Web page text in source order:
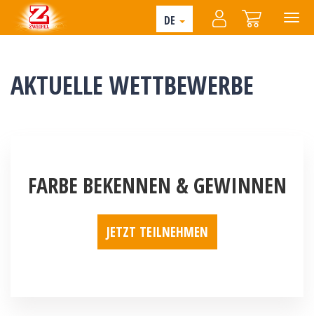
DE
AKTUELLE WETTBEWERBE
FARBE BEKENNEN & GEWINNEN
JETZT TEILNEHMEN